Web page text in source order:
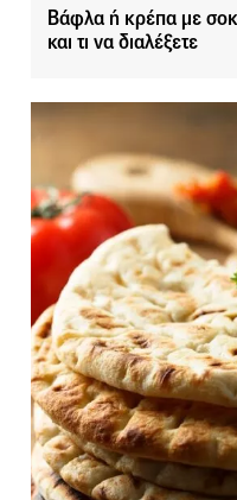
Βάφλα ή κρέπα με
και τι να διαλέξετε